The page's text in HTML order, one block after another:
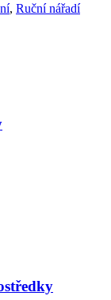
, Ruční nářadí